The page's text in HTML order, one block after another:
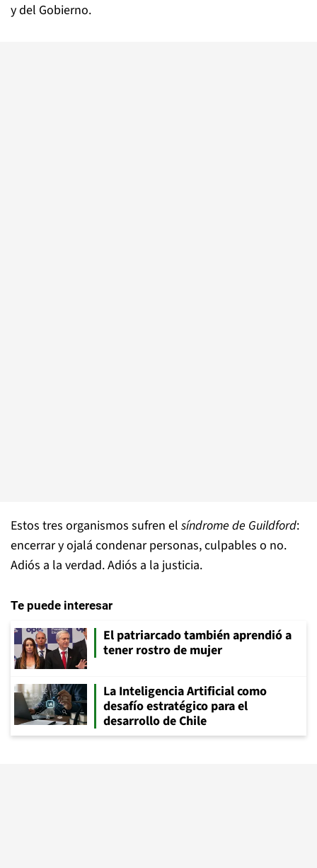
y del Gobierno.
Estos tres organismos sufren el síndrome de Guildford:
encerrar y ojalá condenar personas, culpables o no.
Adiós a la verdad. Adiós a la justicia.
Te puede interesar
El patriarcado también aprendió a
tener rostro de mujer
La Inteligencia Artificial como
desafío estratégico para el
desarrollo de Chile